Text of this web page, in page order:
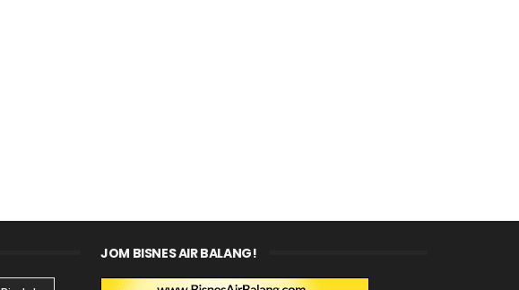
JOM BISNES AIR BALANG!